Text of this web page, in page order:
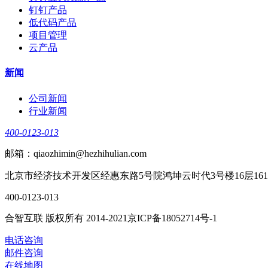
钉钉产品
低代码产品
项目管理
云产品
新闻
公司新闻
行业新闻
400-0123-013
邮箱：qiaozhimin@hezhihulian.com
北京市经济技术开发区经惠东路5号院鸿坤云时代3号楼16层
400-0123-013
合智互联 版权所有 2014-2021京ICP备18052714号-1
电话咨询
邮件咨询
在线地图